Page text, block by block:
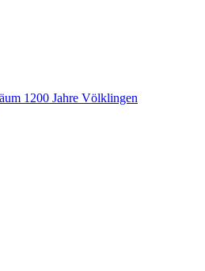
1200 Jahre Völklingen